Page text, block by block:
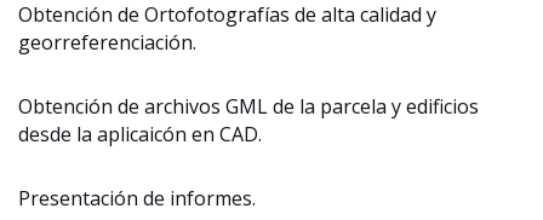
Obtención de Ortofotografías de alta calidad y
georreferenciación.
Obtención de archivos GML de la parcela y edificios
desde la aplicaicón en CAD.
Presentación de informes.